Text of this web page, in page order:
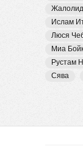
Ислам
Люся
Миа
Рустам
Сява